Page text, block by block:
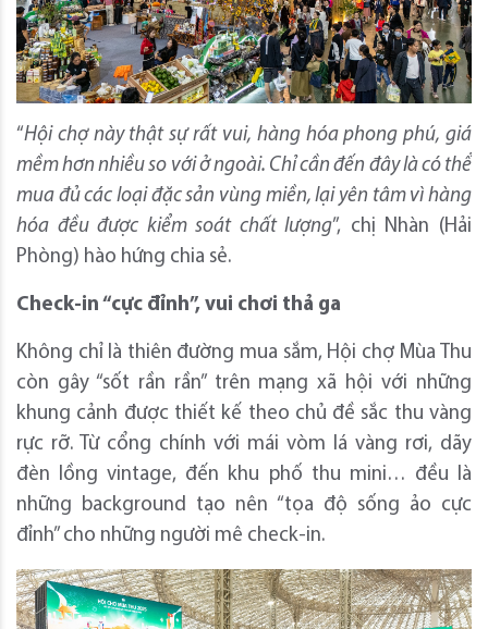
“Hội chợ này thật sự rất vui, hàng hóa phong phú, giá
mềm hơn nhiều so với ở ngoài. Chỉ cần đến đây là có thể
mua đủ các loại đặc sản vùng miền, lại yên tâm vì hàng
hóa đều được kiểm soát chất lượng”, chị Nhàn (Hải
Phòng) hào hứng chia sẻ.
Check-in “cực đỉnh”, vui chơi thả ga
Không chỉ là thiên đường mua sắm, Hội chợ Mùa Thu
còn gây “sốt rần rần” trên mạng xã hội với những
khung cảnh được thiết kế theo chủ đề sắc thu vàng
rực rỡ. Từ cổng chính với mái vòm lá vàng rơi, dãy
đèn lồng vintage, đến khu phố thu mini… đều là
những background tạo nên “tọa độ sống ảo cực
đỉnh” cho những người mê check-in.